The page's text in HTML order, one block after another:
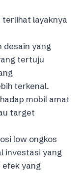
terlihat layaknya
desain yang
tertuju
terkenal.
mobil amat
target
low ongkos
investasi yang
yang